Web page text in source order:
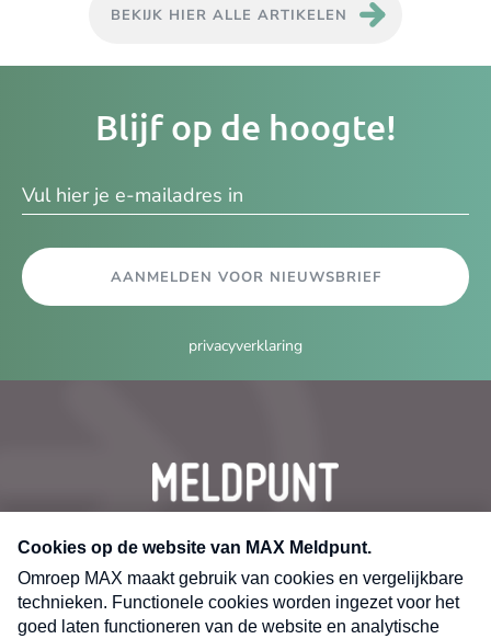
BEKIJK HIER ALLE ARTIKELEN
Blijf op de hoogte!
AANMELDEN VOOR NIEUWSBRIEF
privacyverklaring
CONTACT